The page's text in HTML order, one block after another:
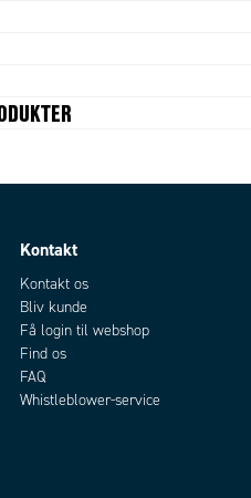
16"-20UNF udvendig,
Kontakt
Kontakt os
Bliv kunde
Få login til webshop
Find os
FAQ
Whistleblower-service